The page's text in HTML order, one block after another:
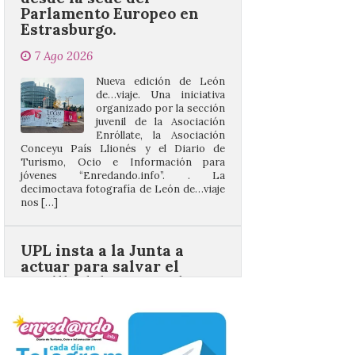
Nueva edición de León
de…viaje. Una iniciativa
Enróllate, la Asociación
Conceyu País Llionés y el Diario de
Turismo, Ocio e Información para
jóvenes “Enredando.info”. . La
decimoctava fotografía de León de…viaje
nos […]
UPL insta a la Junta a
actuar para salvar el
BIC en estado de ruina
7 Ago 2026
Cultural abandonado
desde 1949. Los
procuradores leonesistas
plantean que la Junta